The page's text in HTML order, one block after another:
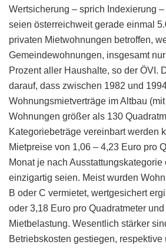
Wertsicherung – sprich Indexierung
seien österreichweit gerade einmal
privaten Mietwohnungen betroffen,
Gemeindewohnungen, insgesamt
Prozent aller Haushalte, so der ÖVI.
darauf, dass zwischen 1982 und
Wohnungsmietverträge im Altbau
Wohnungen größer als 130
Kategoriebeträge vereinbart werden
Mietpreise von 1,06 – 4,23 Euro pro
Monat je nach Ausstattungskategorie
einzigartig seien. Meist wurden
B oder C vermietet, wertgesichert
oder 3,18 Euro pro Quadratmeter
Mietbelastung. Wesentlich stärker
Betriebskosten gestiegen,